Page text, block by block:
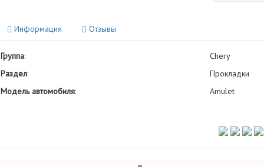
Информация Отзывы
Группа:
Chery
Раздел:
Прокладки
Модель автомобиля: Amulet